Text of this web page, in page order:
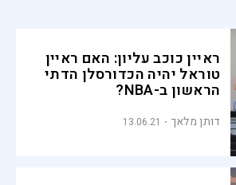
ראיין כוכב עליון: האם ראיין
טוראל יהיה הכדורסלן הדתי
הראשון ב-NBA?
דותן מלאך 13.06.21